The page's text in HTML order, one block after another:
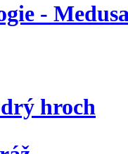
-
hroch